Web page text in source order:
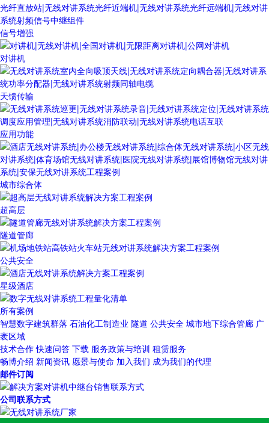
信号增强
对讲机
天馈传输
应用功能
城市综合体
超高层
隧道管廊
公共安全
星级酒店
所有案例
智慧数字建筑群落 石油化工制造业 隧道 公共安全 城市地下综合管廊 广
袤区域
技术合作 快速问答 下载 服务政策与培训 租赁服务
畅博介绍 新闻资讯 愿景与使命 加入我们 成为我们的代理
邮件订阅
公司联系方式